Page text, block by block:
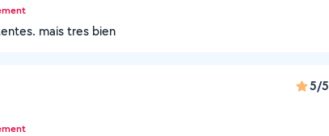
mais tres bien
5/5